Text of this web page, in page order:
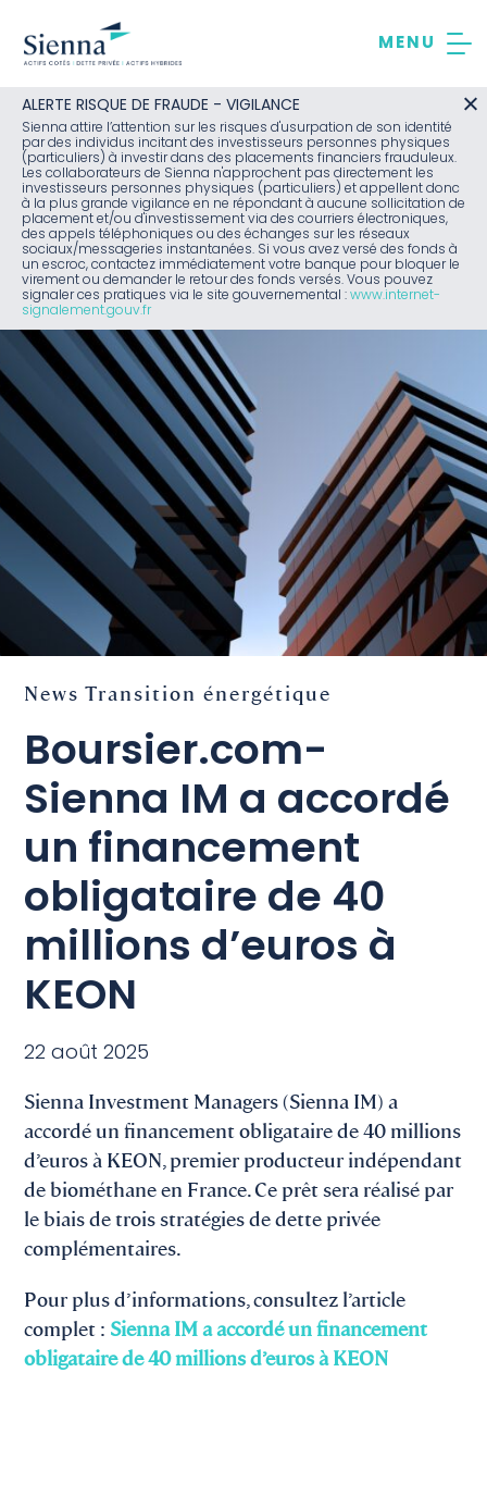
contenu
ALERTE RISQUE DE FRAUDE - VIGILANCE
Sienna attire l’attention sur les risques d'usurpation de son identité
par des individus incitant des investisseurs personnes physiques
(particuliers) à investir dans des placements financiers frauduleux.
Les collaborateurs de Sienna n'approchent pas directement les
investisseurs personnes physiques (particuliers) et appellent donc
à la plus grande vigilance en ne répondant à aucune sollicitation de
placement et/ou d'investissement via des courriers électroniques,
des appels téléphoniques ou des échanges sur les réseaux
sociaux/messageries instantanées. Si vous avez versé des fonds à
un escroc, contactez immédiatement votre banque pour bloquer le
virement ou demander le retour des fonds versés. Vous pouvez
signaler ces pratiques via le site gouvernemental : www.internet-
signalement.gouv.fr
News Transition énergétique
Boursier.com-
Sienna IM a accordé
un financement
obligataire de 40
millions d’euros à
KEON
22 août 2025
Sienna Investment Managers (Sienna IM) a
accordé un financement obligataire de 40 millions
d’euros à KEON, premier producteur indépendant
de biométhane en France. Ce prêt sera réalisé par
le biais de trois stratégies de dette privée
complémentaires.
Pour plus d’informations, consultez l’article
complet : Sienna IM a accordé un financement
obligataire de 40 millions d’euros à KEON